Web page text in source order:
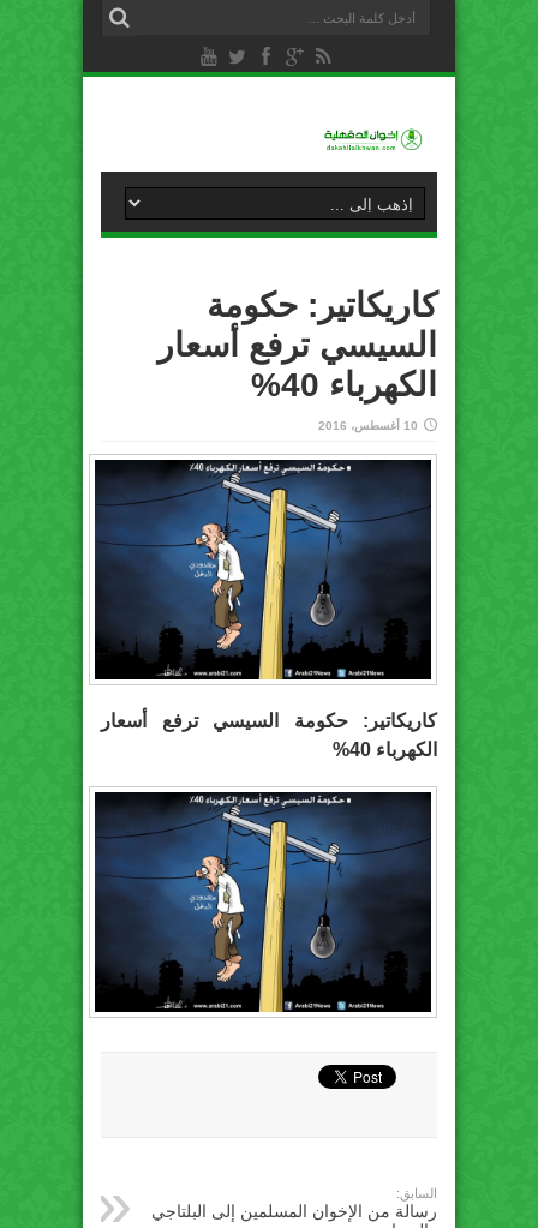
كاريكاتير: حكومة
السيسي ترفع أسعار
الكهرباء 40%
10 أغسطس، 2016
كاريكاتير: حكومة السيسي ترفع أسعار
الكهرباء 40%
السابق:
رسالة من الإخوان المسلمين إلى البلتاجي